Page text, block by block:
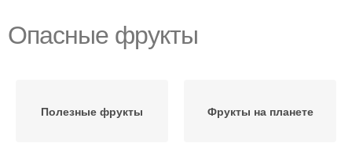
Опасные фрукты
Полезные фрукты Фрукты на планете